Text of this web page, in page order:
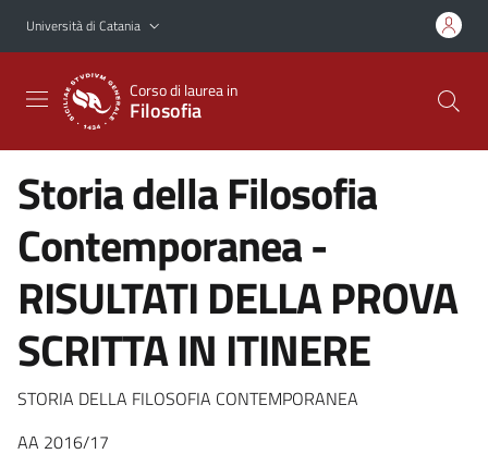
Vai al contenuto principale
Vai al menu di navigazione
Università di Catania
Corso di laurea in
Filosofia
Storia della Filosofia
Contemporanea -
RISULTATI DELLA PROVA
SCRITTA IN ITINERE
STORIA DELLA FILOSOFIA CONTEMPORANEA
AA 2016/17